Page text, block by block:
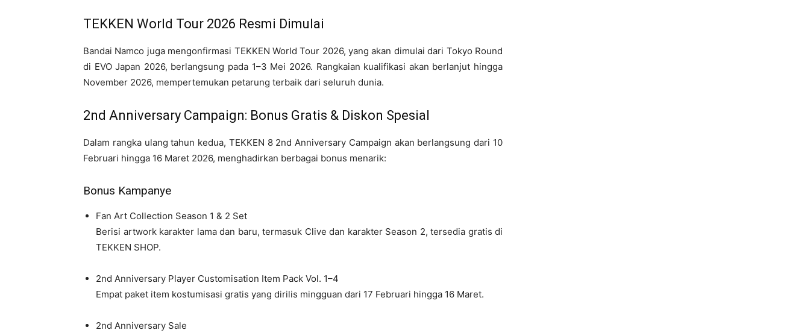
TEKKEN World Tour 2026 Resmi Dimulai
Bandai Namco juga mengonfirmasi TEKKEN World Tour 2026, yang akan dimulai dari Tokyo Round
di EVO Japan 2026, berlangsung pada 1–3 Mei 2026. Rangkaian kualifikasi akan berlanjut hingga
November 2026, mempertemukan petarung terbaik dari seluruh dunia.
2nd Anniversary Campaign: Bonus Gratis & Diskon Spesial
Dalam rangka ulang tahun kedua, TEKKEN 8 2nd Anniversary Campaign akan berlangsung dari 10
Februari hingga 16 Maret 2026, menghadirkan berbagai bonus menarik:
Bonus Kampanye
Fan Art Collection Season 1 & 2 Set
Berisi artwork karakter lama dan baru, termasuk Clive dan karakter Season 2, tersedia gratis di
TEKKEN SHOP.
2nd Anniversary Player Customisation Item Pack Vol. 1–4
Empat paket item kostumisasi gratis yang dirilis mingguan dari 17 Februari hingga 16 Maret.
2nd Anniversary Sale